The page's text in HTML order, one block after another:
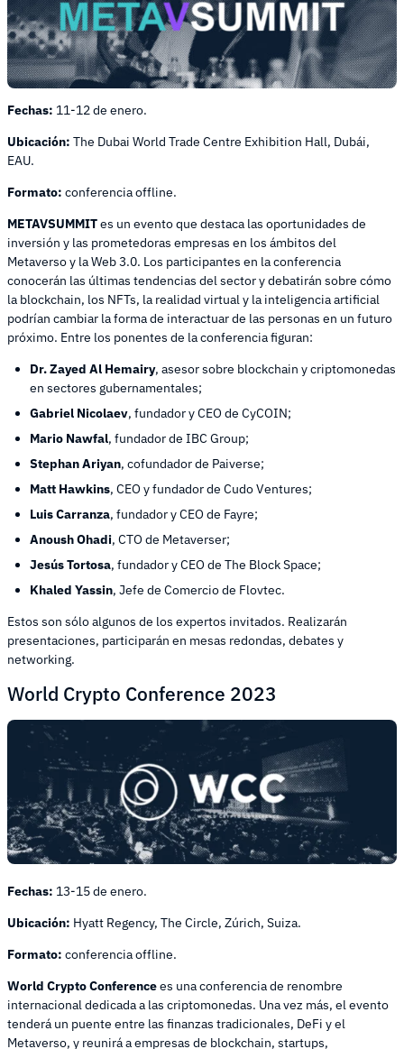
Fechas: 11-12 de enero.
Ubicación: The Dubai World Trade Centre Exhibition Hall, Dubái,
EAU.
Formato: conferencia offline.
METAVSUMMITes un evento que destaca las oportunidades de
inversión y las prometedoras empresas en los ámbitos del
Metaverso y la Web 3.0. Los participantes en la conferencia
conocerán las últimas tendencias del sector y debatirán sobre cómo
la blockchain, los NFTs, la realidad virtual y la inteligencia artificial
podrían cambiar la forma de interactuar de las personas en un futuro
próximo. Entre los ponentes de la conferencia figuran:
Dr. Zayed Al Hemairy, asesor sobre blockchain y criptomonedas
en sectores gubernamentales;
Gabriel Nicolaev, fundador y CEO de CyCOIN;
Mario Nawfal, fundador de IBC Group;
Stephan Ariyan, cofundador de Paiverse;
Matt Hawkins, CEO y fundador de Cudo Ventures;
Luis Carranza, fundador y CEO de Fayre;
Anoush Ohadi, CTO de Metaverser;
Jesús Tortosa, fundador y CEO de The Block Space;
Khaled Yassin, Jefe de Comercio de Flovtec.
Estos son sólo algunos de los expertos invitados. Realizarán
presentaciones, participarán en mesas redondas, debates y
networking.
World Crypto Conference 2023
Fechas: 13-15 de enero.
Ubicación: Hyatt Regency, The Circle, Zúrich, Suiza.
Formato: conferencia offline.
World Crypto Conferencees una conferencia de renombre
internacional dedicada a las criptomonedas. Una vez más, el evento
tenderá un puente entre las finanzas tradicionales, DeFi y el
Metaverso, y reunirá a empresas de blockchain, startups,